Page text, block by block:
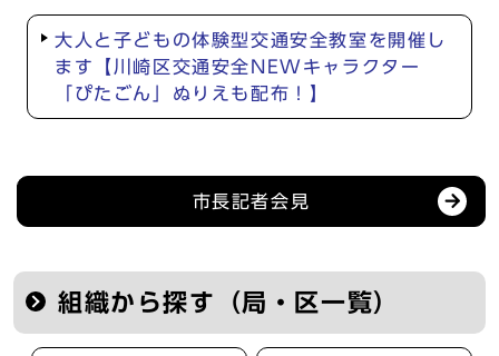
大人と子どもの体験型交通安全教室を開催し
ます【川崎区交通安全NEWキャラクター
「ぴたごん」ぬりえも配布！】
記者会見等の情報
市長記者会見
組織から探す（局・区一覧）